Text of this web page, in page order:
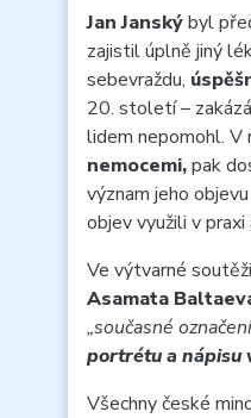
Jan Janskýbyl
zajistil úplně jiný
sebevraždu,
20. století –
lidem nepomohl. V
nemocemi,pak
význam jeho
objev využili v
Ve výtvarné
Asamata
„současné
portrétu a nápisu
Všechny české